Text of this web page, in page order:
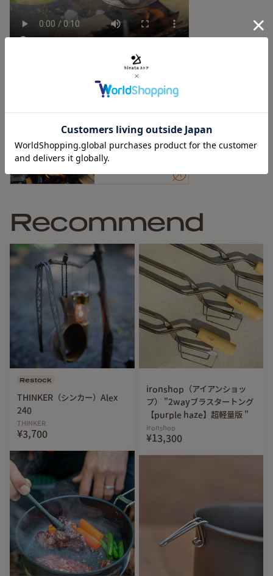
マグカップなら１杯分、ククサなら２杯分のコーヒーが飲め
ます。
■容量：150CC
■サイズ：直径約12cm 高さ約4cm
■素材：ステンレス（SUS304）
【注意事項】
こちらの商品は、職人がひとつひとつ手作業で作り上げてい
ます。そのため、商品ごとに形状に若干の違いが生じること
があります。ご理解の上、ご購入をお願い申し上げます。
Articles
Featured in
火に映える「機能美ケト
ル」が男心をくすぐります
Recommend
Restock
THINKER（シンカー）Alex
240
THINKER
¥3,700
ironshop（アイアンショッ
プ） "2wayブラスタートング
【purple haze】超軽量版 "
ironshop
¥13,300